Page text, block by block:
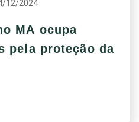
12/2024
MA ocupa
pela proteção da